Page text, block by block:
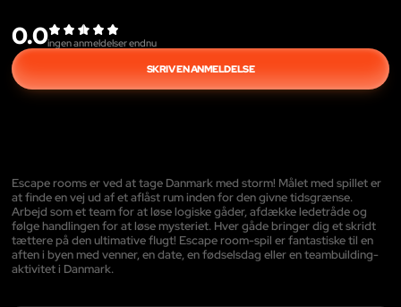
0.0ingen anmeldelser endnu
SKRIV EN ANMELDELSE
Escape rooms er ved at tage Danmark med storm! Målet med spillet er
at finde en vej ud af et aflåst rum inden for den givne tidsgrænse.
Arbejd som et team for at løse logiske gåder, afdække ledetråde og
følge handlingen for at løse mysteriet. Hver gåde bringer dig et skridt
tættere på den ultimative flugt! Escape room-spil er fantastiske til en
aften i byen med venner, en date, en fødselsdag eller en teambuilding-
aktivitet i Danmark.